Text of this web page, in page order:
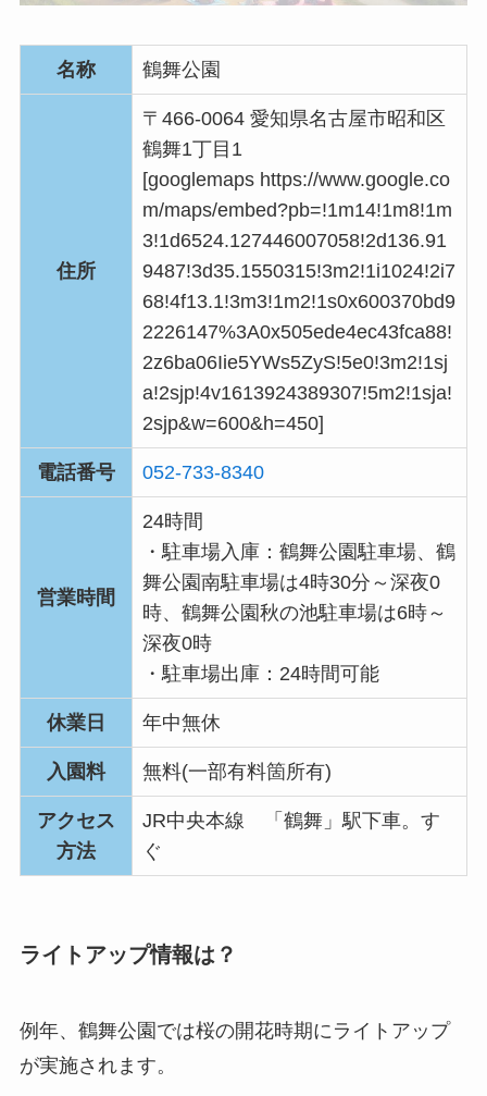
名称 鶴舞公園
住所
〒466-0064 愛知県名古屋市昭和区
鶴舞1丁目1
[googlemaps https://www.google.co
m/maps/embed?pb=!1m14!1m8!1m
3!1d6524.127446007058!2d136.91
9487!3d35.1550315!3m2!1i1024!2i7
68!4f13.1!3m3!1m2!1s0x600370bd9
2226147%3A0x505ede4ec43fca88!
2z6ba06Iie5YWs5ZyS!5e0!3m2!1sj
a!2sjp!4v1613924389307!5m2!1sja!
2sjp&w=600&h=450]
電話番号 052-733-8340
営業時間
24時間
・駐車場入庫：鶴舞公園駐車場、鶴
舞公園南駐車場は4時30分～深夜0
時、鶴舞公園秋の池駐車場は6時～
深夜0時
・駐車場出庫：24時間可能
休業日 年中無休
入園料 無料(一部有料箇所有)
アクセス
方法
JR中央本線 「鶴舞」駅下車。す
ぐ
ライトアップ情報は？
例年、鶴舞公園では桜の開花時期にライトアップ
が実施されます。